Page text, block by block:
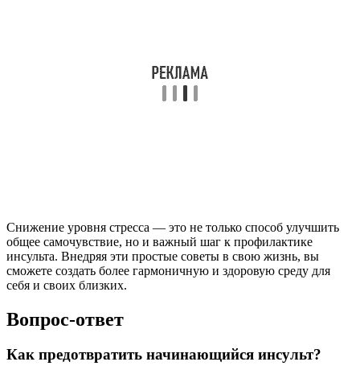
Снижение уровня стресса — это не только способ улучшить
общее самочувствие, но и важный шаг к профилактике
инсульта. Внедряя эти простые советы в свою жизнь, вы
сможете создать более гармоничную и здоровую среду для
себя и своих близких.
Вопрос-ответ
Как предотвратить начинающийся инсульт?